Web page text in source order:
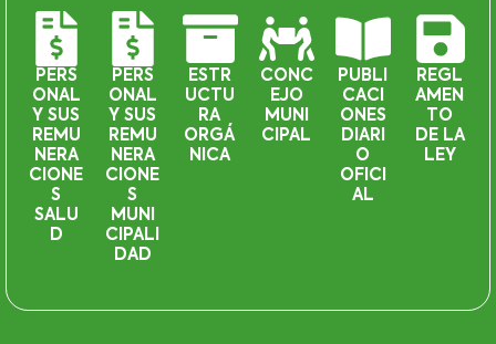
PERS
ONAL
Y SUS
REMU
NERA
CIONE
S
SALU
D
PERS
ONAL
Y SUS
REMU
NERA
CIONE
S
MUNI
CIPALI
DAD
ESTR
UCTU
RA
ORGÁ
NICA
CONC
EJO
MUNI
CIPAL
PUBLI
CACI
ONES
DIARI
O
OFICI
AL
REGL
AMEN
TO
DE LA
LEY